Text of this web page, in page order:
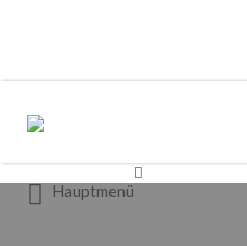
por:
Hauptmenü